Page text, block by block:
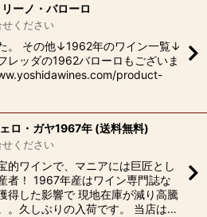
ーノ・バローロ
ください
。 その他↓1962年のワイン一覧↓
レッダの1962バローロもございま
product-
ロ・ガヤ1967年 (送料無料)
ください
的ワインで、マニアには巨匠とし
者！ 1967年産はワイン専門誌な
得した影響で 現地在庫が減り高騰
。久しぶりの入荷です。 当店は…